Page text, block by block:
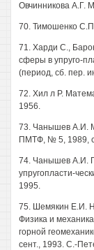
Овчинникова А.Г.
70. Тимошенко
71. Харди С.,
сферы в упруго-
(период, сб. пер.
72. Хил л Р.
1956.
73. Чанышев А.И.
ПМТФ, № 5, 1989,
74. Чанышев А.И.
упругопласти-
1995.
75. Шемякин Е.И.
Физика и
горной
сент., 1993. С.-